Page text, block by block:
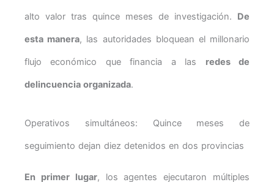
alto valor tras quince meses de investigación. De
esta manera, las autoridades bloquean el millonario
flujo económico que financia a las redes de
delincuencia organizada.
Operativos simultáneos: Quince meses de
seguimiento dejan diez detenidos en dos provincias
En primer lugar, los agentes ejecutaron múltiples